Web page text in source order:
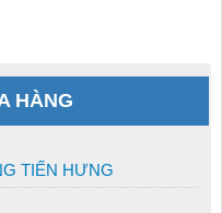
HÀNG
TIẾN HƯNG